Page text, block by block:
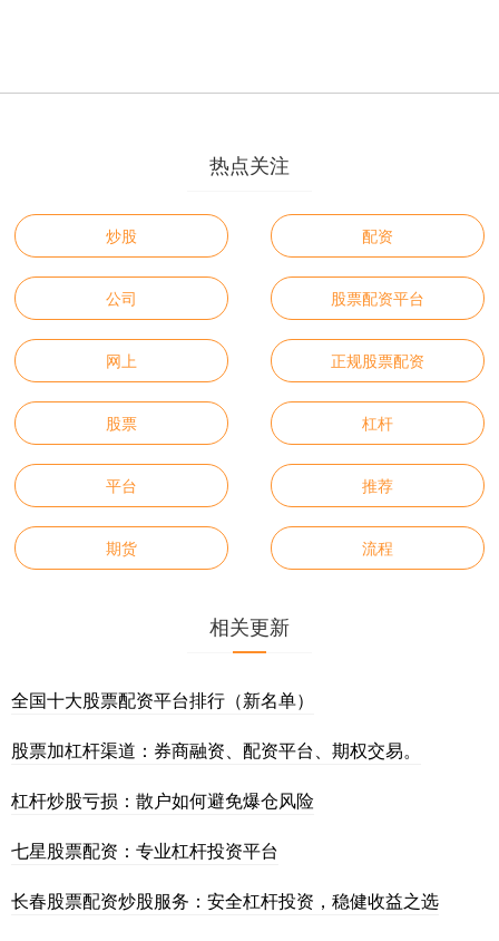
热点关注
炒股 配资
公司 股票配资平台
网上 正规股票配资
股票 杠杆
平台 推荐
期货 流程
相关更新
全国十大股票配资平台排行（新名单）
股票加杠杆渠道：券商融资、配资平台、期权交易。
杠杆炒股亏损：散户如何避免爆仓风险
七星股票配资：专业杠杆投资平台
长春股票配资炒股服务：安全杠杆投资，稳健收益之选